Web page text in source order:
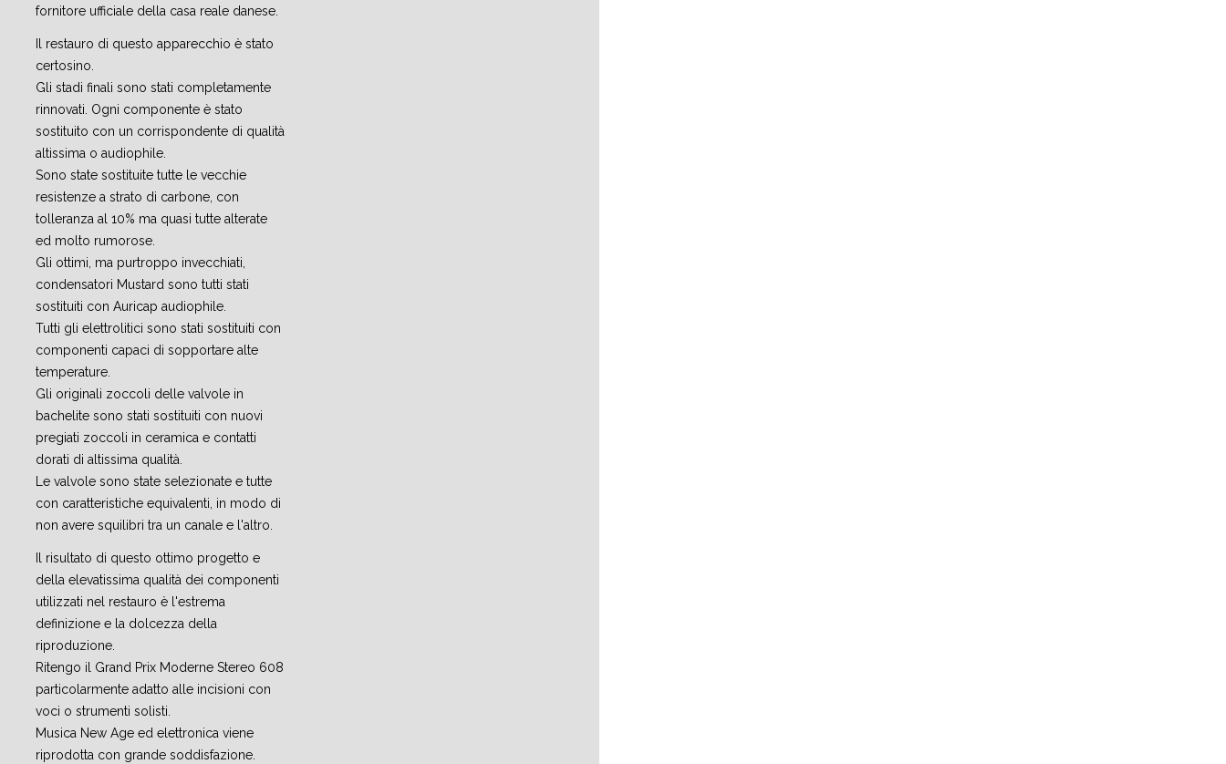
fornitore ufficiale della casa reale danese.
Il restauro di questo apparecchio è stato
certosino.
Gli stadi finali sono stati completamente
rinnovati. Ogni componente è stato
sostituito con un corrispondente di qualità
altissima o audiophile.
Sono state sostituite tutte le vecchie
resistenze a strato di carbone, con
tolleranza al 10% ma quasi tutte alterate
ed molto rumorose.
Gli ottimi, ma purtroppo invecchiati,
condensatori Mustard sono tutti stati
sostituiti con Auricap audiophile.
Tutti gli elettrolitici sono stati sostituiti con
componenti capaci di sopportare alte
temperature.
Gli originali zoccoli delle valvole in
bachelite sono stati sostituiti con nuovi
pregiati zoccoli in ceramica e contatti
dorati di altissima qualità.
Le valvole sono state selezionate e tutte
con caratteristiche equivalenti, in modo di
non avere squilibri tra un canale e l'altro.
Il risultato di questo ottimo progetto e
della elevatissima qualità dei componenti
utilizzati nel restauro è l'estrema
definizione e la dolcezza della
riproduzione.
Ritengo il Grand Prix Moderne Stereo 608
particolarmente adatto alle incisioni con
voci o strumenti solisti.
Musica New Age ed elettronica viene
riprodotta con grande soddisfazione.